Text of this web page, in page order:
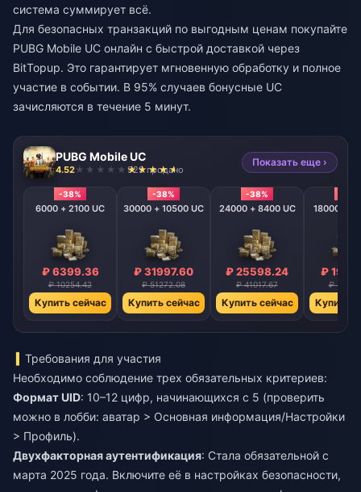
система суммирует всё.
Для безопасных транзакций по выгодным ценам покупайте
PUBG Mobile UC онлайн с быстрой доставкой через
BitTopup. Это гарантирует мгновенную обработку и полное
участие в событии. В 95% случаев бонусные UC
зачисляются в течение 5 минут.
PUBG Mobile UC
4.52 929 продано
Показать еще ›
-38%
6000 + 2100 UC
₽ 6399.36
₽ 10254.42
Купить сейчас
-38%
30000 + 10500 UC
₽ 31997.60
₽ 51272.08
Купить сейчас
-38%
24000 + 8400 UC
₽ 25598.24
₽ 41017.67
Купить сейчас
18000 +
₽
₽
Купить
Требования для участия
Необходимо соблюдение трех обязательных критериев:
Формат UID: 10–12 цифр, начинающихся с 5 (проверить
можно в лобби: аватар > Основная информация/Настройки
> Профиль).
Двухфакторная аутентификация: Стала обязательной с
марта 2025 года. Включите её в настройках безопасности,